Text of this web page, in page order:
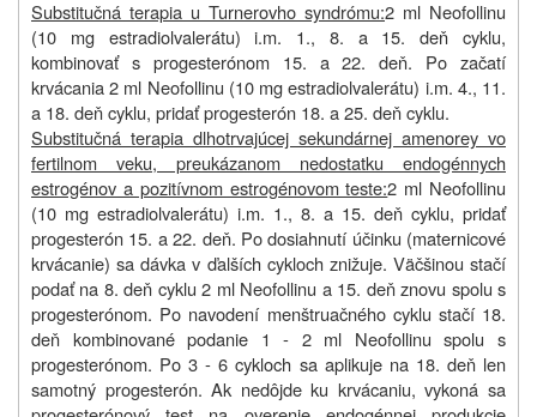
Substitučná terapia u Turnerovho syndrómu:2 ml Neofollinu
(10 mg estradiolvalerátu) i.m. 1., 8. a 15. deň cyklu,
kombinovať s progesterónom 15. a 22. deň. Po začatí
krvácania 2 ml Neofollinu (10 mg estradiolvalerátu) i.m. 4., 11.
a 18. deň cyklu, pridať progesterón 18. a 25. deň cyklu.
Substitučná terapia dlhotrvajúcej sekundárnej amenorey vo
fertilnom veku, preukázanom nedostatku endogénnych
estrogénov a pozitívnom estrogénovom teste:2 ml Neofollinu
(10 mg estradiolvalerátu) i.m. 1., 8. a 15. deň cyklu, pridať
progesterón 15. a 22. deň. Po dosiahnutí účinku (maternicové
krvácanie) sa dávka v ďalších cykloch znižuje. Väčšinou stačí
podať na 8. deň cyklu 2 ml Neofollinu a 15. deň znovu spolu s
progesterónom. Po navodení menštruačného cyklu stačí 18.
deň kombinované podanie 1 - 2 ml Neofollinu spolu s
progesterónom. Po 3 - 6 cykloch sa aplikuje na 18. deň len
samotný progesterón. Ak nedôjde ku krvácaniu, vykoná sa